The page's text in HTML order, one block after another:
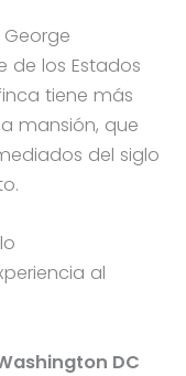
de los Estados
tiene más
mansión, que
del siglo
al
DC